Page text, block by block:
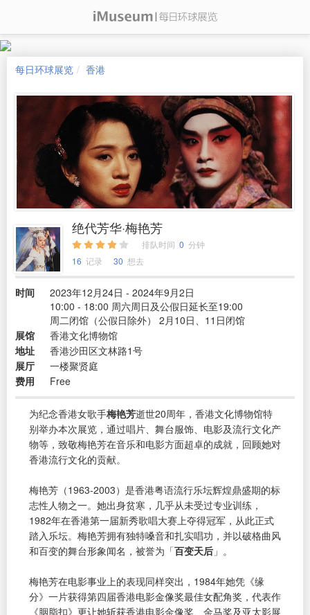
每日环球展览 香港
绝代芳华·梅艳芳
排队时间 0 分钟
16 记录 30 想去
时间
2023年12月24日 - 2024年9月2日
10:00 - 18:00 周六周日及公假日延长至19:00
周二闭馆（公假日除外） 2月10日、11日闭馆
展馆
香港文化博物馆
地址
香港沙田区文林路1号
展厅
一楼聚贤庭
费用
Free
为纪念香港女歌手梅艳芳逝世20周年，香港文化博物馆特
别举办本次展览，通过唱片、舞台服饰、电影及流行文化产
物等，致敬梅艳芳在音乐和电影方面超卓的成就，回顾她对
香港流行文化的贡献。
梅艳芳（1963-2003）是香港粤语流行乐坛辉煌鼎盛期的标
志性人物之一。她出身贫寒，几乎从未受过专业训练，
1982年在香港第一届新秀歌唱大赛上夺得冠军，从此正式
踏入乐坛。梅艳芳拥有独特嗓音和扎实唱功，并以破格曲风
和百变的舞台形象闻名，被誉为「百变天后 」。
梅艳芳在电影事业上的表现同样突出，1984年她凭《缘
分》一片获得第四届香港电影金像奖最佳女配角奖，代表作
《胭脂扣》更让她斩获香港电影金像奖、金马奖及亚太影展